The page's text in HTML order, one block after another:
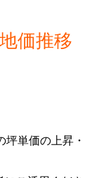
価推移
単価の上昇・